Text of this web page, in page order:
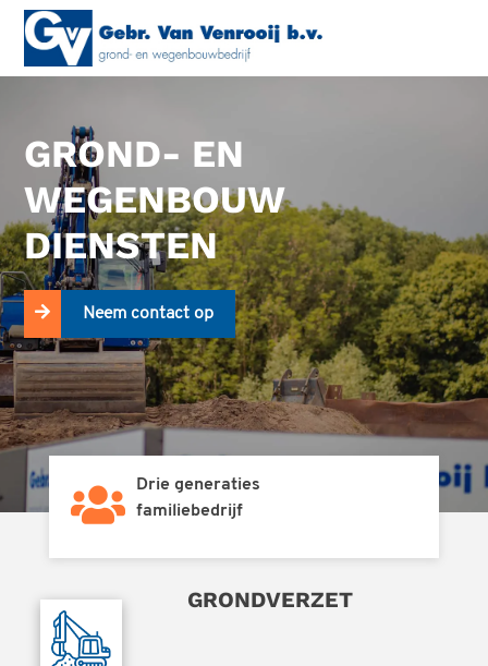
GROND- EN
WEGENBOUW
DIENSTEN
Neem contact op
Drie generaties
familiebedrijf
GRONDVERZET